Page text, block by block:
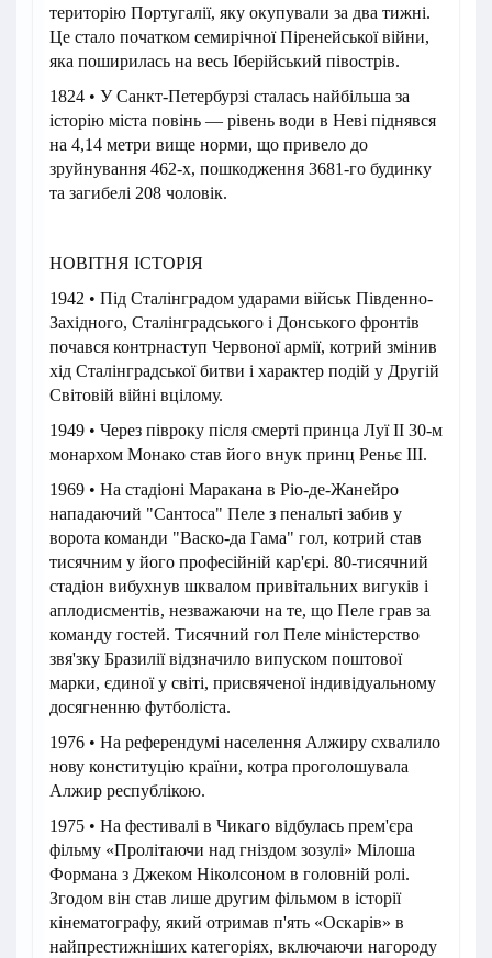
територію Португалії, яку окупували за два тижні.
Це стало початком семирічної Піренейської війни,
яка поширилась на весь Іберійський півострів.
1824 • У Санкт-Петербурзі сталась найбільша за
історію міста повінь — рівень води в Неві піднявся
на 4,14 метри вище норми, що привело до
зруйнування 462-х, пошкодження 3681-го будинку
та загибелі 208 чоловік.
НОВІТНЯ ІСТОРІЯ
1942 • Під Сталінградом ударами військ Південно-
Західного, Сталінградського і Донського фронтів
почався контрнаступ Червоної армії, котрий змінив
хід Сталінградської битви і характер подій у Другій
Світовій війні вцілому.
1949 • Через півроку після смерті принца Луї II 30-м
монархом Монако став його внук принц Реньє III.
1969 • На стадіоні Маракана в Ріо-де-Жанейро
нападаючий "Сантоса" Пеле з пенальті забив у
ворота команди "Васко-да Гама" гол, котрий став
тисячним у його професійній кар'єрі. 80-тисячний
стадіон вибухнув шквалом привітальних вигуків і
аплодисментів, незважаючи на те, що Пеле грав за
команду гостей. Тисячний гол Пеле міністерство
звя'зку Бразилії відзначило випуском поштової
марки, єдиної у світі, присвяченої індивідуальному
досягненню футболіста.
1976 • На референдумі населення Алжиру схвалило
нову конституцію країни, котра проголошувала
Алжир республікою.
1975 • На фестивалі в Чикаго відбулась прем'єра
фільму «Пролітаючи над гніздом зозулі» Мілоша
Формана з Джеком Ніколсоном в головній ролі.
Згодом він став лише другим фільмом в історії
кінематографу, який отримав п'ять «Оскарів» в
найпрестижніших категоріях, включаючи нагороду